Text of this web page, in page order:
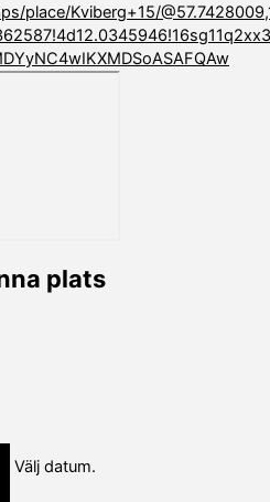
place/Kviberg+15/
plats
Välj datum.